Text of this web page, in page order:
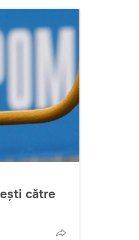
către